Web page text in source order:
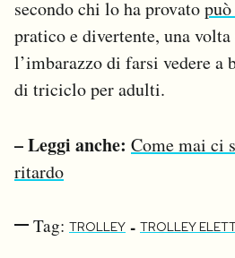
secondo chi lo ha provatopuò
pratico e divertente, una volta
l’imbarazzo di farsi vedere a
di triciclo per adulti.
– Leggi anche: Come mai ci
ritardo
Tag: TROLLEY - TROLLEY